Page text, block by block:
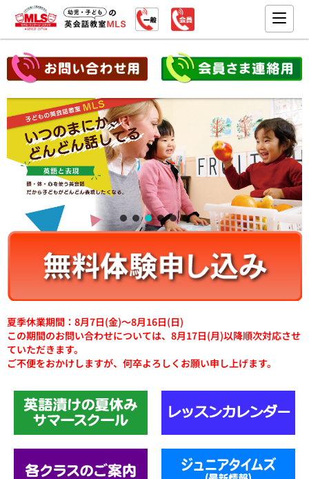
夏季休業期間：8月7日(金)～8月16日(日)
この期間のお問い合わせについては、8月17日(月)以降順次対応させ
ていただきます。
ご不便をおかけしますが、何卒よろしくお願い申し上げます。